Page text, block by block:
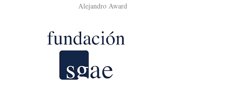
Alejandro Award